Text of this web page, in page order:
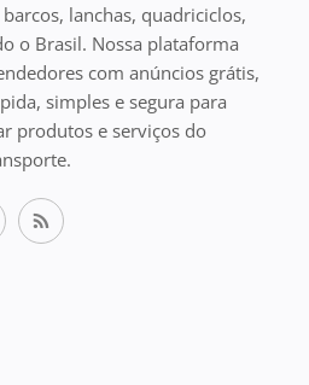
lanchas, quadriciclos,
o Brasil. Nossa plataforma
com anúncios grátis,
simples e segura para
produtos e serviços do